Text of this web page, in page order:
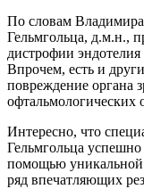
По словам
Гельмгольца, д.м.н.,
дистрофии
Впрочем, есть и
повреждение органа
офтальмологических
Интересно, что
Гельмгольца
помощью уникальной
ряд впечатляющих